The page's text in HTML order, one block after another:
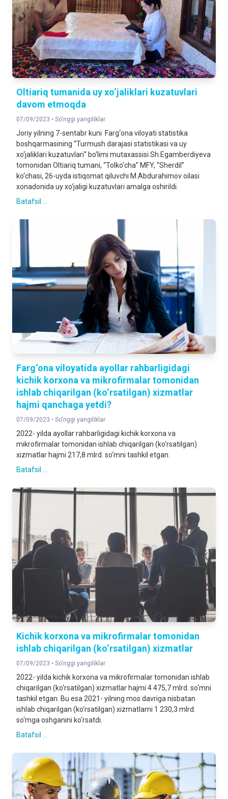
Oltiariq tumanida uy xo‘jaliklari kuzatuvlari
davom etmoqda
07/09/2023 • So'nggi yangiliklar
Joriy yilning 7-sentabr kuni Farg‘ona viloyati statistika
boshqarmasining “Turmush darajasi statistikasi va uy
xo‘jaliklari kuzatuvlari“ bo‘limi mutaxassisi Sh.Egamberdiyeva
tomonidan Oltiariq tumani, “Tolko‘cha” MFY, “Sherdil”
ko‘chasi, 26-uyda istiqomat qiluvchi M.Abdurahimov oilasi
xonadonida uy xo‘jaligi kuzatuvlari amalga oshirildi.
Batafsil ...
Farg‘ona viloyatida ayollar rahbarligidagi
kichik korxona va mikrofirmalar tomonidan
ishlab chiqarilgan (ko‘rsatilgan) xizmatlar
hajmi qanchaga yetdi?
07/09/2023 • So'nggi yangiliklar
2022- yilda ayollar rahbarligidagi kichik korxona va
mikrofirmalar tomonidan ishlab chiqarilgan (ko‘rsatilgan)
xizmatlar hajmi 217,8 mlrd. so‘mni tashkil etgan.
Batafsil ...
Kichik korxona va mikrofirmalar tomonidan
ishlab chiqarilgan (ko‘rsatilgan) xizmatlar
07/09/2023 • So'nggi yangiliklar
2022- yilda kichik korxona va mikrofirmalar tomonidan ishlab
chiqarilgan (ko‘rsatilgan) xizmatlar hajmi 4 475,7 mlrd. so‘mni
tashkil etgan. Bu esa 2021- yilning mos davriga nisbatan
ishlab chiqarilgan (ko‘rsatilgan) xizmatlarni 1 230,3 mlrd.
so‘mga oshganini ko‘rsatdi.
Batafsil ...